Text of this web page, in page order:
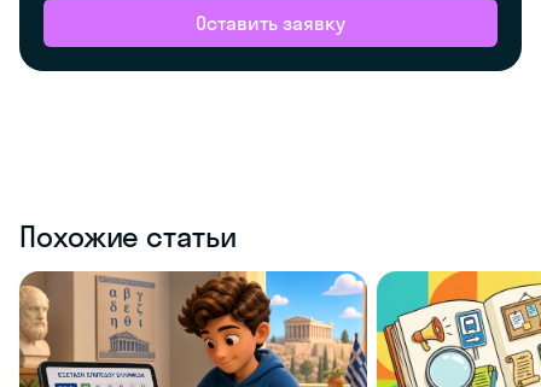
Оставить заявку
Похожие статьи